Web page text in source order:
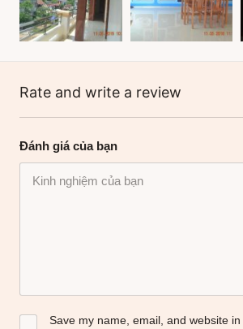
Rate and write a review
Đánh giá của bạn
Save my name, email, and website